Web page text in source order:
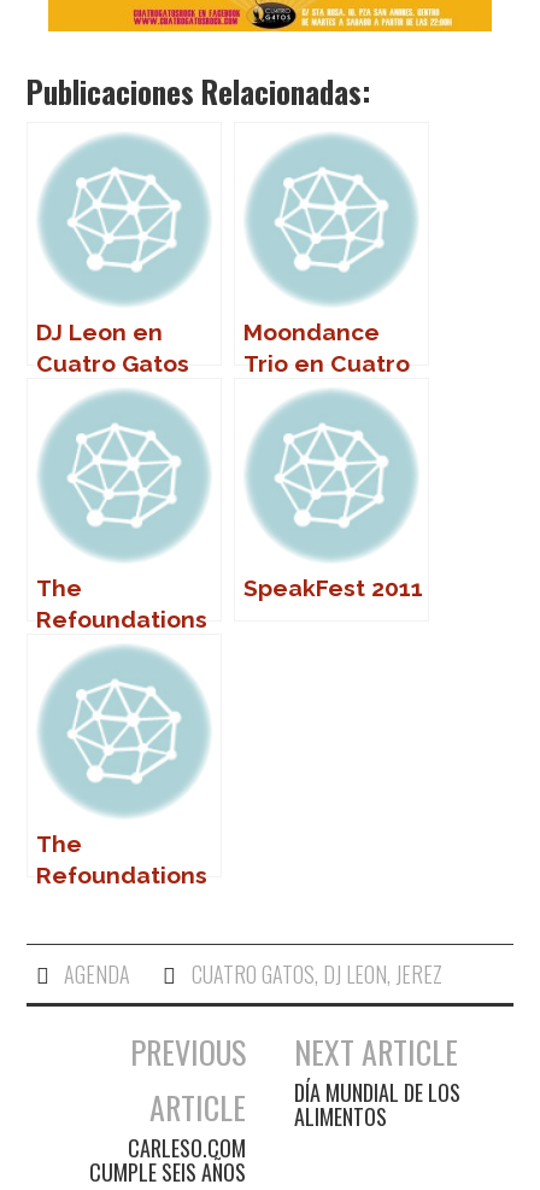
Publicaciones Relacionadas:
DJ Leon en
Cuatro Gatos
Moondance
Trio en Cuatro
Gatos
The
Refoundations
en Jerez
SpeakFest 2011
The
Refoundations
AGENDA CUATRO GATOS, DJ LEON, JEREZ
Navegación de entradas
PREVIOUS
ARTICLE
CARLESO.COM
CUMPLE SEIS AÑOS
NEXT ARTICLE
DÍA MUNDIAL DE LOS
ALIMENTOS